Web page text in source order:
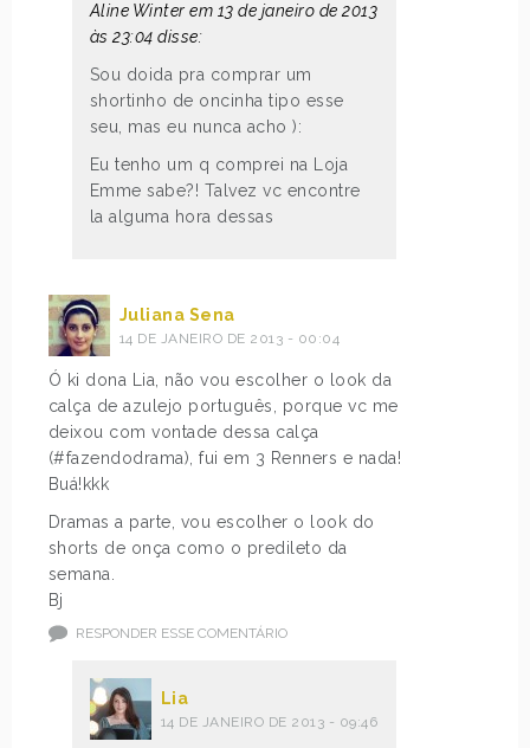
Aline Winter em 13 de janeiro de 2013
às 23:04 disse:
Sou doida pra comprar um
shortinho de oncinha tipo esse
seu, mas eu nunca acho ):
Eu tenho um q comprei na Loja
Emme sabe?! Talvez vc encontre
la alguma hora dessas
Juliana Sena
14 DE JANEIRO DE 2013 - 00:04
Ó ki dona Lia, não vou escolher o look da
calça de azulejo português, porque vc me
deixou com vontade dessa calça
(#fazendodrama), fui em 3 Renners e nada!
Buá!kkk
Dramas a parte, vou escolher o look do
shorts de onça como o predileto da
semana.
Bj
RESPONDER ESSE COMENTÁRIO
Lia
14 DE JANEIRO DE 2013 - 09:46